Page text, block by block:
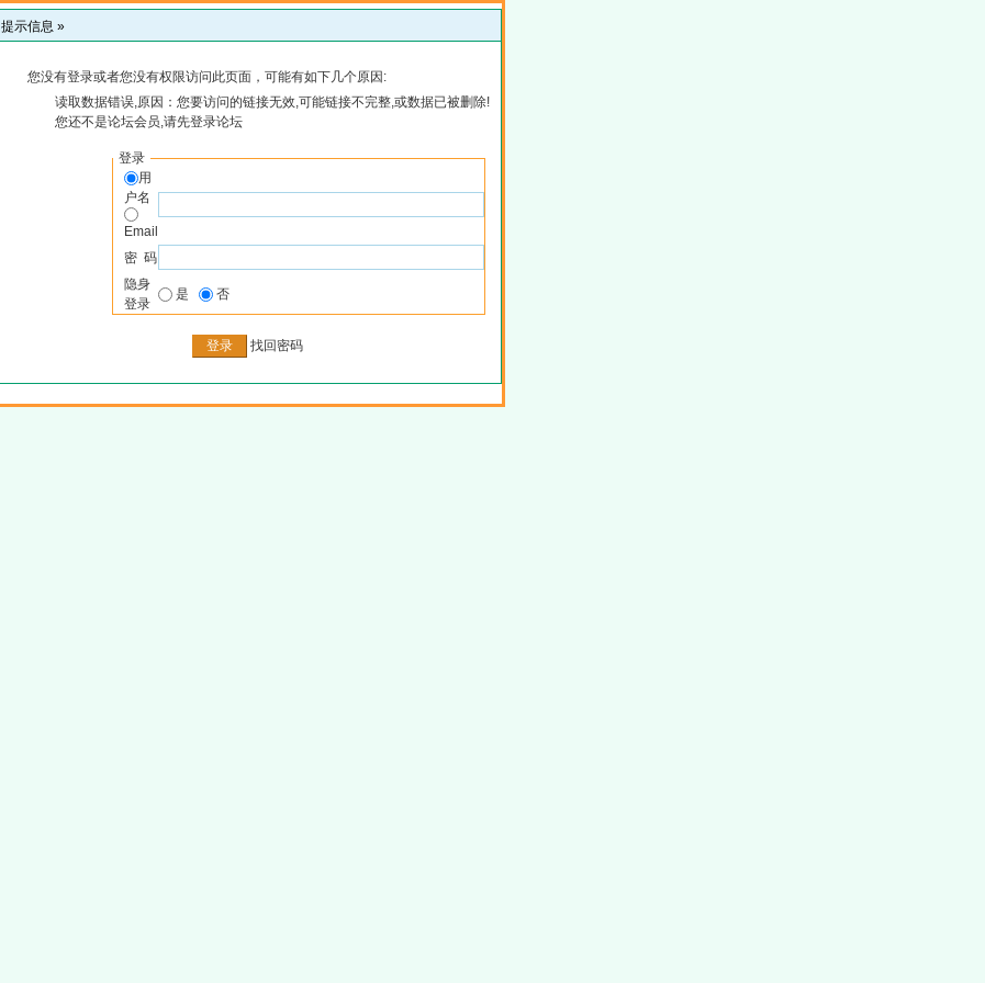
提示信息 »
您没有登录或者您没有权限访问此页面，可能有如下几个原因:
读取数据错误,原因：您要访问的链接无效,可能链接不完整,或数据已被删除!
您还不是论坛会员,请先登录论坛
登录
用
户名
Email
密 码
隐身
登录
是 否
找回密码